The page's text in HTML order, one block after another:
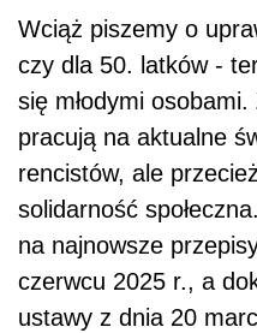
Wciąż piszemy o
czy dla 50. latków -
się młodymi
pracują na aktualne
rencistów, ale
solidarność
na najnowsze
czerwcu 2025 r., a
ustawy z dnia 20